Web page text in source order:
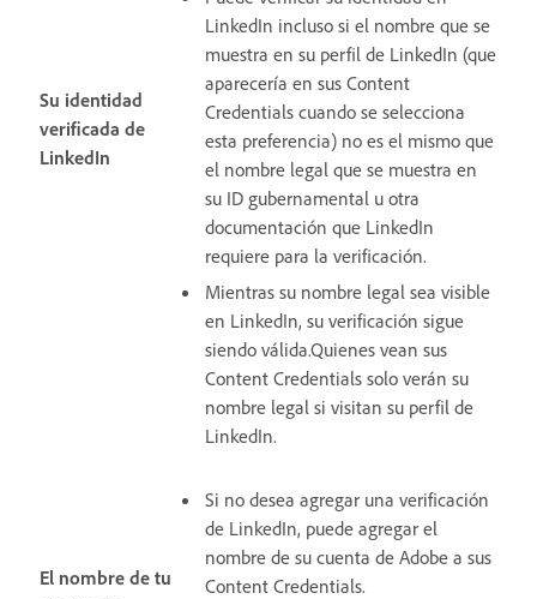
Su identidad
verificada de
LinkedIn
LinkedIn incluso si el nombre que se
muestra en su perfil de LinkedIn (que
aparecería en sus Content
Credentials cuando se selecciona
esta preferencia) no es el mismo que
el nombre legal que se muestra en
su ID gubernamental u otra
documentación que LinkedIn
requiere para la verificación.
Mientras su nombre legal sea visible
en LinkedIn, su verificación sigue
siendo válida.Quienes vean sus
Content Credentials solo verán su
nombre legal si visitan su perfil de
LinkedIn.
El nombre de tu
Si no desea agregar una verificación
de LinkedIn, puede agregar el
nombre de su cuenta de Adobe a sus
Content Credentials.